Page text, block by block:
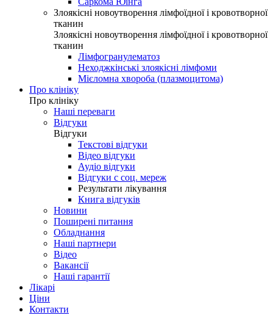
Злоякісні новоутворення лімфоїдної і кровотворної
тканин
Злоякісні новоутворення лімфоїдної і кровотворної
тканин
Лімфогранулематоз
Неходжкінські злоякісні лімфоми
Мієломна хвороба (плазмоцитома)
Про клініку
Про клініку
Наші переваги
Відгуки
Відгуки
Текстові відгуки
Відео відгуки
Аудіо відгуки
Відгуки с соц. мереж
Результати лікування
Книга відгуків
Новини
Поширені питання
Обладнання
Наші партнери
Відео
Вакансії
Наші гарантії
Лікарі
Ціни
Контакти